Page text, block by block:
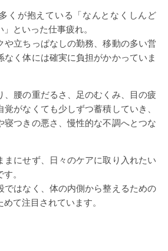
くが抱えている「なんとなくしんど
といった仕事疲れ。
や立ちっぱなしの勤務、移動の多い営
なく体には確実に負担がかかっていま
、腰の重だるさ、足のむくみ、目の疲
がなくても少しずつ蓄積していき、
寝つきの悪さ、慢性的な不調へとつな
まにせず、日々のケアに取り入れたい
。
ではなく、体の内側から整えるための
て注目されています。